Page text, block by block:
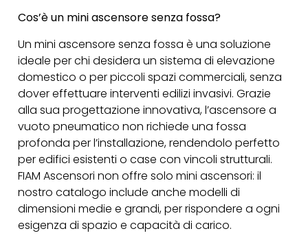
Cos’è un mini ascensore senza fossa?
Un mini ascensore senza fossa è una soluzione
ideale per chi desidera un sistema di elevazione
domestico o per piccoli spazi commerciali, senza
dover effettuare interventi edilizi invasivi. Grazie
alla sua progettazione innovativa, l’ascensore a
vuoto pneumatico non richiede una fossa
profonda per l’installazione, rendendolo perfetto
per edifici esistenti o case con vincoli strutturali.
FIAM Ascensori non offre solo mini ascensori: il
nostro catalogo include anche modelli di
dimensioni medie e grandi, per rispondere a ogni
esigenza di spazio e capacità di carico.